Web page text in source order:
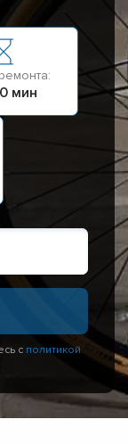
мин
с политикой